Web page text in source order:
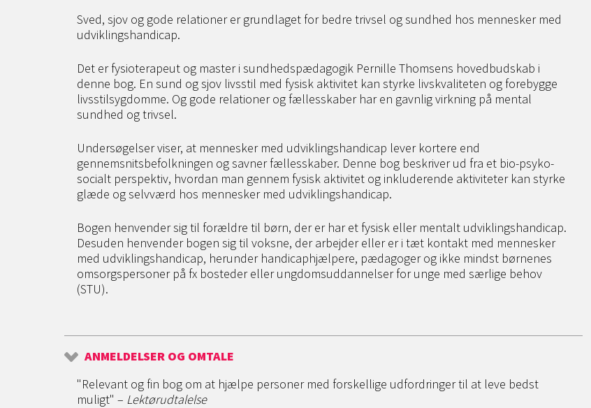
Sved, sjov og gode relationer er grundlaget for bedre trivsel og sundhed hos mennesker med
udviklingshandicap.
Det er fysioterapeut og master i sundhedspædagogik Pernille Thomsens hovedbudskab i
denne bog. En sund og sjov livsstil med fysisk aktivitet kan styrke livskvaliteten og forebygge
livsstilsygdomme. Og gode relationer og fællesskaber har en gavnlig virkning på mental
sundhed og trivsel.
Undersøgelser viser, at mennesker med udviklingshandicap lever kortere end
gennemsnitsbefolkningen og savner fællesskaber. Denne bog beskriver ud fra et bio-psyko-
socialt perspektiv, hvordan man gennem fysisk aktivitet og inkluderende aktiviteter kan styrke
glæde og selvværd hos mennesker med udviklingshandicap.
Bogen henvender sig til forældre til børn, der er har et fysisk eller mentalt udviklingshandicap.
Desuden henvender bogen sig til voksne, der arbejder eller er i tæt kontakt med mennesker
med udviklingshandicap, herunder handicaphjælpere, pædagoger og ikke mindst børnenes
omsorgspersoner på fx bosteder eller ungdomsuddannelser for unge med særlige behov
(STU).
ANMELDELSER OG OMTALE
"Relevant og fin bog om at hjælpe personer med forskellige udfordringer til at leve bedst
muligt" – Lektørudtalelse